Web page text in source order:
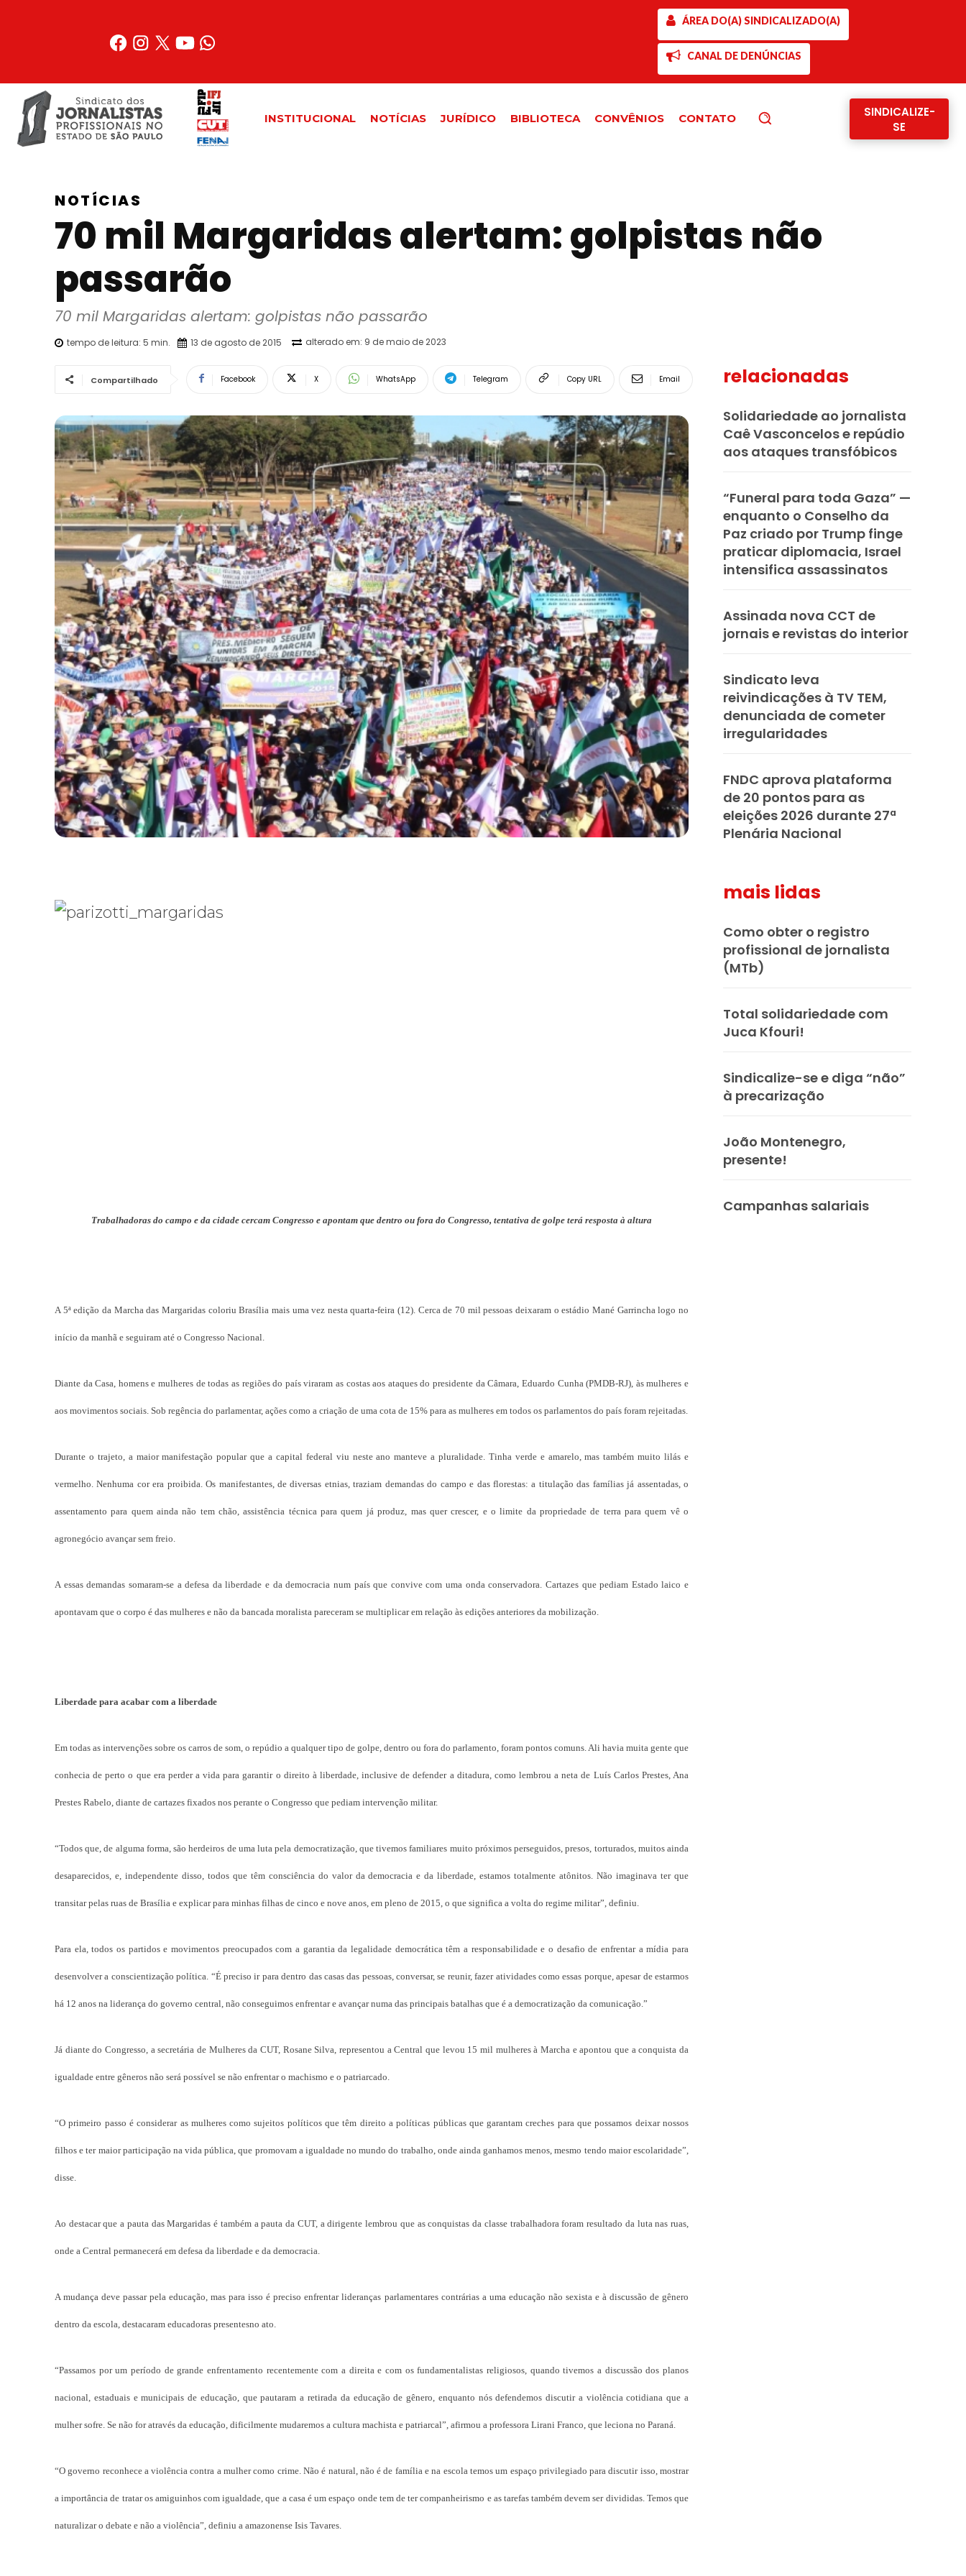
ÁREA DO(A) SINDICALIZADO(A)
CANAL DE DENÚNCIAS
INSTITUCIONAL NOTÍCIAS JURÍDICO BIBLIOTECA CONVÊNIOS CONTATO
SINDICALIZE-
SE
NOTÍCIAS
70 mil Margaridas alertam: golpistas não
passarão
70 mil Margaridas alertam: golpistas não passarão
tempo de leitura: 5 min. 13 de agosto de 2015 alterado em: 9 de maio de 2023
Compartilhado Facebook X WhatsApp Telegram Copy URL Email
Trabalhadoras do campo e da cidade cercam Congresso e apontam que dentro ou fora do Congresso, tentativa de golpe terá resposta à altura
A 5ª edição da Marcha das Margaridas coloriu Brasília mais uma vez nesta quarta-feira (12). Cerca de 70 mil pessoas deixaram o estádio Mané Garrincha logo no
início da manhã e seguiram até o Congresso Nacional.
Diante da Casa, homens e mulheres de todas as regiões do país viraram as costas aos ataques do presidente da Câmara, Eduardo Cunha (PMDB-RJ), às mulheres e
aos movimentos sociais. Sob regência do parlamentar, ações como a criação de uma cota de 15% para as mulheres em todos os parlamentos do país foram rejeitadas.
Durante o trajeto, a maior manifestação popular que a capital federal viu neste ano manteve a pluralidade. Tinha verde e amarelo, mas também muito lilás e
vermelho. Nenhuma cor era proibida. Os manifestantes, de diversas etnias, traziam demandas do campo e das florestas: a titulação das famílias já assentadas, o
assentamento para quem ainda não tem chão, assistência técnica para quem já produz, mas quer crescer, e o limite da propriedade de terra para quem vê o
agronegócio avançar sem freio.
A essas demandas somaram-se a defesa da liberdade e da democracia num país que convive com uma onda conservadora. Cartazes que pediam Estado laico e
apontavam que o corpo é das mulheres e não da bancada moralista pareceram se multiplicar em relação às edições anteriores da mobilização.
Liberdade para acabar com a liberdade
Em todas as intervenções sobre os carros de som, o repúdio a qualquer tipo de golpe, dentro ou fora do parlamento, foram pontos comuns. Ali havia muita gente que
conhecia de perto o que era perder a vida para garantir o direito à liberdade, inclusive de defender a ditadura, como lembrou a neta de Luís Carlos Prestes, Ana
Prestes Rabelo, diante de cartazes fixados nos perante o Congresso que pediam intervenção militar.
“Todos que, de alguma forma, são herdeiros de uma luta pela democratização, que tivemos familiares muito próximos perseguidos, presos, torturados, muitos ainda
desaparecidos, e, independente disso, todos que têm consciência do valor da democracia e da liberdade, estamos totalmente atônitos. Não imaginava ter que
transitar pelas ruas de Brasília e explicar para minhas filhas de cinco e nove anos, em pleno de 2015, o que significa a volta do regime militar”, definiu.
Para ela, todos os partidos e movimentos preocupados com a garantia da legalidade democrática têm a responsabilidade e o desafio de enfrentar a mídia para
desenvolver a conscientização política. “É preciso ir para dentro das casas das pessoas, conversar, se reunir, fazer atividades como essas porque, apesar de estarmos
há 12 anos na liderança do governo central, não conseguimos enfrentar e avançar numa das principais batalhas que é a democratização da comunicação.”
Já diante do Congresso, a secretária de Mulheres da CUT, Rosane Silva, representou a Central que levou 15 mil mulheres à Marcha e apontou que a conquista da
igualdade entre gêneros não será possível se não enfrentar o machismo e o patriarcado.
“O primeiro passo é considerar as mulheres como sujeitos políticos que têm direito a políticas públicas que garantam creches para que possamos deixar nossos
filhos e ter maior participação na vida pública, que promovam a igualdade no mundo do trabalho, onde ainda ganhamos menos, mesmo tendo maior escolaridade”,
disse.
Ao destacar que a pauta das Margaridas é também a pauta da CUT, a dirigente lembrou que as conquistas da classe trabalhadora foram resultado da luta nas ruas,
onde a Central permanecerá em defesa da liberdade e da democracia.
A mudança deve passar pela educação, mas para isso é preciso enfrentar lideranças parlamentares contrárias a uma educação não sexista e à discussão de gênero
dentro da escola, destacaram educadoras presentesno ato.
“Passamos por um período de grande enfrentamento recentemente com a direita e com os fundamentalistas religiosos, quando tivemos a discussão dos planos
nacional, estaduais e municipais de educação, que pautaram a retirada da educação de gênero, enquanto nós defendemos discutir a violência cotidiana que a
mulher sofre. Se não for através da educação, dificilmente mudaremos a cultura machista e patriarcal”, afirmou a professora Lirani Franco, que leciona no Paraná.
“O governo reconhece a violência contra a mulher como crime. Não é natural, não é de família e na escola temos um espaço privilegiado para discutir isso, mostrar
a importância de tratar os amiguinhos com igualdade, que a casa é um espaço onde tem de ter companheirismo e as tarefas também devem ser divididas. Temos que
naturalizar o debate e não a violência”, definiu a amazonense Isis Tavares.
relacionadas
Solidariedade ao jornalista
Caê Vasconcelos e repúdio
aos ataques transfóbicos
“Funeral para toda Gaza” —
enquanto o Conselho da
Paz criado por Trump finge
praticar diplomacia, Israel
intensifica assassinatos
Assinada nova CCT de
jornais e revistas do interior
Sindicato leva
reivindicações à TV TEM,
denunciada de cometer
irregularidades
FNDC aprova plataforma
de 20 pontos para as
eleições 2026 durante 27ª
Plenária Nacional
mais lidas
Como obter o registro
profissional de jornalista
(MTb)
Total solidariedade com
Juca Kfouri!
Sindicalize-se e diga “não”
à precarização
João Montenegro,
presente!
Campanhas salariais